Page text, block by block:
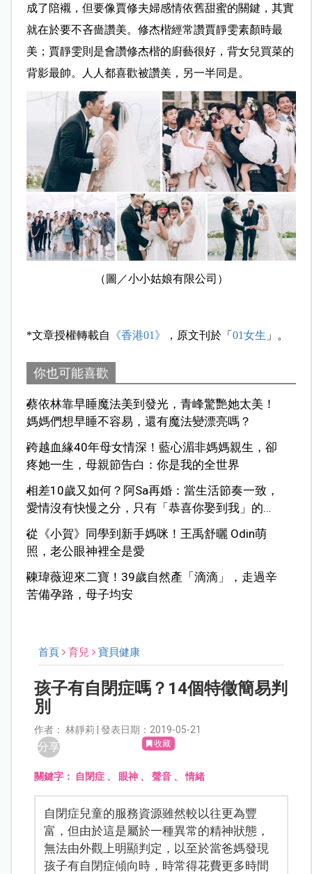
成了陪襯，但要像賈修夫婦感情依舊甜蜜的關鍵，其實
就在於要不吝嗇讚美。修杰楷經常讚賈靜雯素顏時最
美；賈靜雯則是會讚修杰楷的廚藝很好，背女兒買菜的
背影最帥。人人都喜歡被讚美，另一半同是。
（圖／小小姑娘有限公司）
*文章授權轉載自 《香港01》 ，原文刊於「 01女生 」。
你也可能喜歡
蔡依林靠早睡魔法美到發光，青峰驚艷她太美！
媽媽們想早睡不容易，還有魔法變漂亮嗎？
跨越血緣40年母女情深！藍心湄非媽媽親生，卻
疼她一生，母親節告白：你是我的全世界
相差10歲又如何？阿Sa再婚：當生活節奏一致，
愛情沒有快慢之分，只有「恭喜你娶到我」的篤
定
從《小賀》同學到新手媽咪！王禹舒曬 Odin萌
照，老公眼神裡全是愛
陳瑋薇迎來二寶！39歲自然產「滴滴」，走過辛
苦備孕路，母子均安
首頁 育兒 寶貝健康
孩子有自閉症嗎？14個特徵簡易判
別
作者： 林靜莉 | 發表日期：2019-05-21
分享 收藏
關鍵字： 自閉症 、 眼神 、聲音 、情緒
自閉症兒童的服務資源雖然較以往更為豐
富，但由於這是屬於一種異常的精神狀態，
無法由外觀上明顯判定，以至於當爸媽發現
孩子有自閉症傾向時，時常得花費更多時間